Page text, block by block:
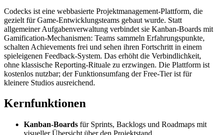
Codecks ist eine webbasierte Projektmanagement-Plattform, die
gezielt für Game-Entwicklungsteams gebaut wurde. Statt
allgemeiner Aufgabenverwaltung verbindet sie Kanban-Boards mit
Gamification-Mechanismen: Teams sammeln Erfahrungspunkte,
schalten Achievements frei und sehen ihren Fortschritt in einem
spieleigenen Feedback-System. Das erhöht die Verbindlichkeit,
ohne klassische Reporting-Rituale zu erzwingen. Die Plattform ist
kostenlos nutzbar; der Funktionsumfang der Free-Tier ist für
kleinere Studios ausreichend.
Kernfunktionen
Kanban-Boards für Sprints, Backlogs und Roadmaps mit